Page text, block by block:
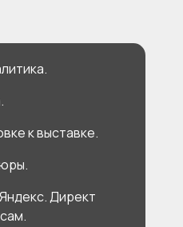
к выставке.
Директ